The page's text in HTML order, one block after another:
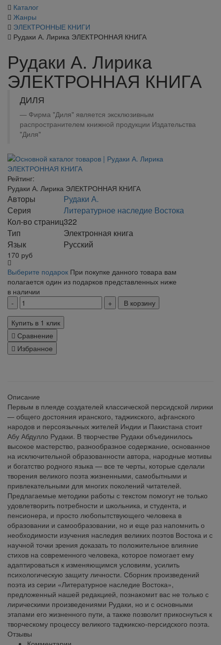
Каталог
Жанры
ЭЛЕКТРОННЫЕ КНИГИ
Рудаки А. Лирика ЭЛЕКТРОННАЯ КНИГА
Рудаки А. Лирика
ЭЛЕКТРОННАЯ КНИГА
ДИЛЯ
Фирма "Диля" является эксклюзивным
распространителем книжной продукции Издательства
"Диля"
Рейтинг:
Рудаки А. Лирика ЭЛЕКТРОННАЯ КНИГА
Авторы
Рудаки А.
Серия
Литературное наследие Востока
Кол-во страниц322
Тип
Электронная книга
Язык
Русский
170 руб
Выберите подарок При покупке данного товара вам
полагается один из подарков представленных ниже
в наличии
В корзину
Купить в 1 клик
Сравнение
Избранное
Описание
Первым в плеяде создателей классической персидской лирики
— общего достояния иранского, таджикского, афганского
народов и персоязычных жителей Индии и Пакистана стоит
Абу Абдулло Рудаки. В творчестве Рудаки объединилось
высокое мастерство, разнообразное содержание, основанное
на исключительной образованности автора, народные мотивы
и богатство родного языка — все те черты, которые сделали
творения великого поэта жизненными, самобытными и
привлекательными для многих поколений читателей.
Предлагаемые методики работы с текстом помогут не только
удовлетворить потребности и школьника, и студента, и
пенсионера, и просто любопытствующего человека в
образовании и самообразовании, но и еще раз напомнить о
необходимости изучения наследия великих поэтов Востока и с
научной точки зрения доказать то положительное влияние
стихов на современного человека, которое помогает ему
адаптироваться к изменяющимся условиям, усилить
психологическую защиту личности. Сборник произведений
поэта из серии «Литературное наследие Востока»,
предложенный нашей редакцией, познакомит вас не только с
лирическими произведениями Рудаки, но и с основными
этапами его жизненного пути, а также позволит прикоснуться к
творческому процессу великого таджикско-персидского поэта.
Отзывы